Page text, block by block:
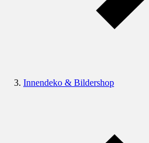
Innendeko & Bildershop